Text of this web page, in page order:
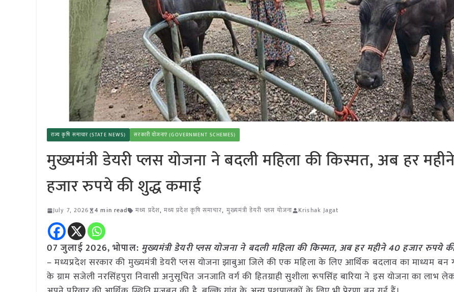
राज्य कृषि समाचार (STATE NEWS) सरकारी योजनाएं (GOVERNMENT SCHEMES)
मुख्यमंत्री डेयरी प्लस योजना ने बदली महिला की किस्मत, अब हर
हजार रुपये की शुद्ध कमाई
July 7, 2026 4 min read मध्य प्रदेश,मध्य प्रदेश कृषि समाचार, मुख्यमंत्री डेयरी प्लस योजना Krishak Jagat
07 जुलाई2026, भोपाल: मुख्यमंत्री डेयरी प्लस योजना ने बदली महिला की किस्मत, अब हर महीने 40 हजार रुपये
– मध्यप्रदेश सरकार की मुख्यमंत्री डेयरी प्लस योजना झाबुआ जिले की एक महिला के लिए आर्थिक बदलाव का माध्यम बन
के ग्राम सजेली नरसिंहपुरा निवासी अनुसूचित जनजाति वर्ग की हितग्राही सुशीला रूपसिंह बारिया ने इस योजना का